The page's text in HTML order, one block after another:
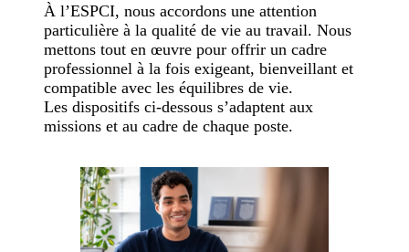
À l’ESPCI, nous accordons une attention
particulière à la qualité de vie au travail. Nous
mettons tout en œuvre pour offrir un cadre
professionnel à la fois exigeant, bienveillant et
compatible avec les équilibres de vie.
Les dispositifs ci-dessous s’adaptent aux
missions et au cadre de chaque poste.